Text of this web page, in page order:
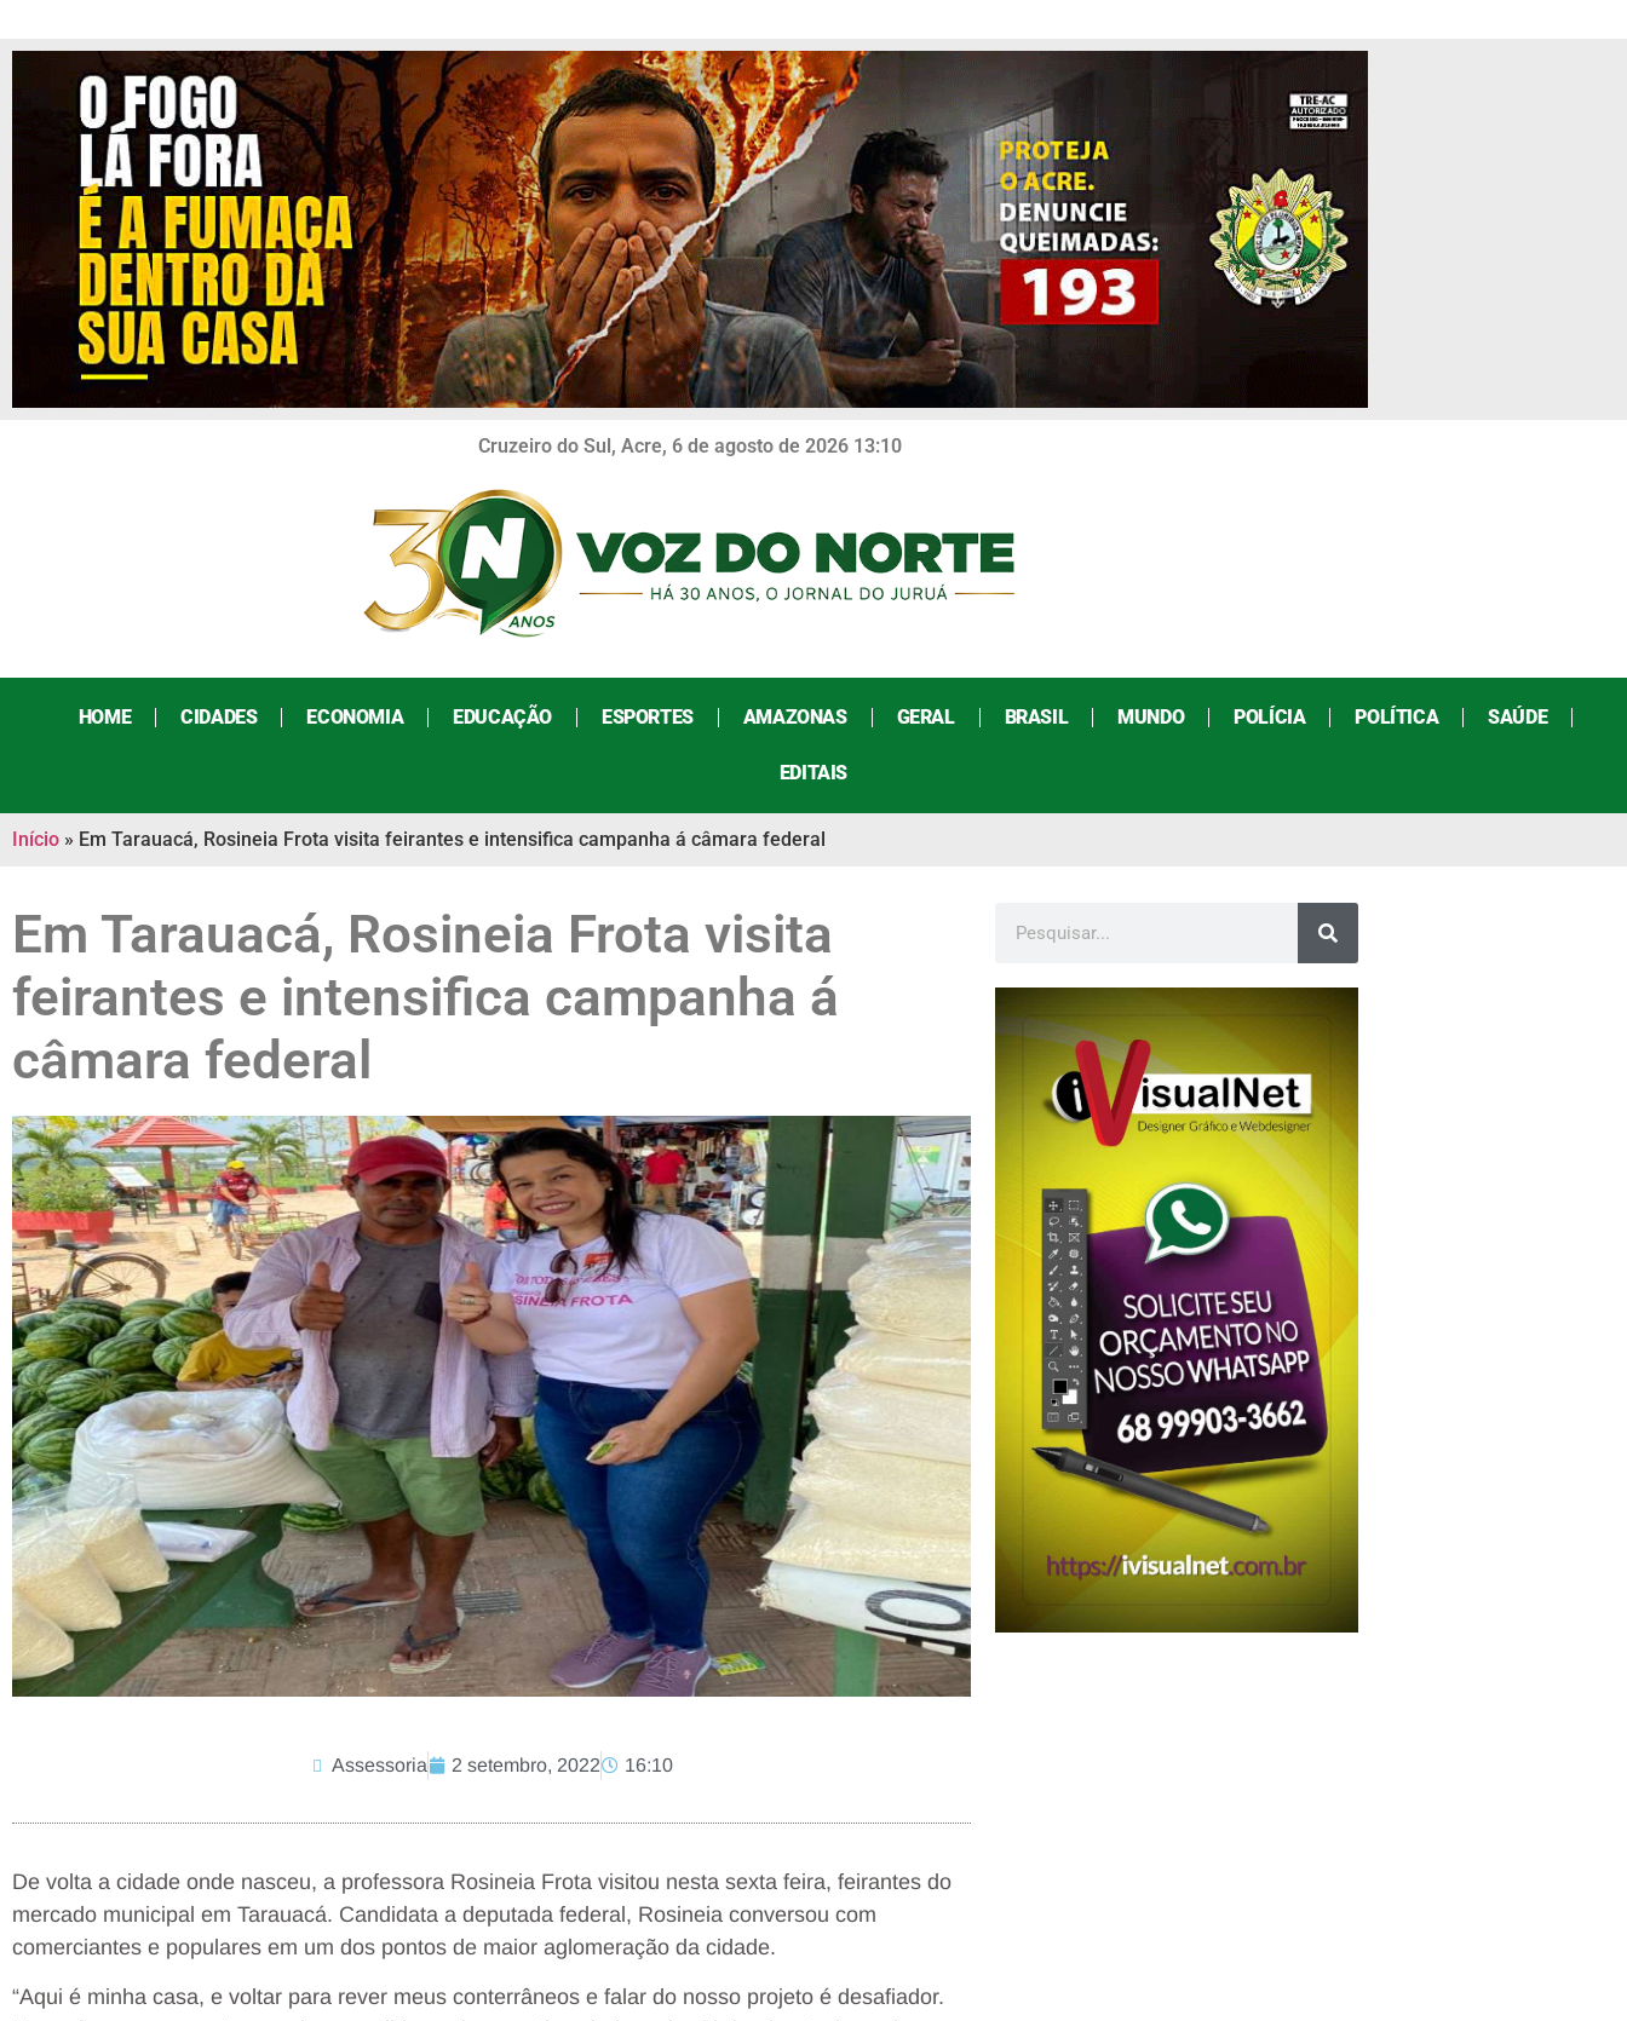
Cruzeiro do Sul, Acre, 6 de agosto de 2026 13:10
HOME CIDADES ECONOMIA EDUCAÇÃO ESPORTES AMAZONAS GERAL BRASIL MUNDO POLÍCIA POLÍTICA SAÚDE
EDITAIS
Início » Em Tarauacá, Rosineia Frota visita feirantes e intensifica campanha á câmara federal
Em Tarauacá, Rosineia Frota visita
feirantes e intensifica campanha á
câmara federal
Assessoria 2 setembro, 2022 16:10
De volta a cidade onde nasceu, a professora Rosineia Frota visitou nesta sexta feira, feirantes do
mercado municipal em Tarauacá. Candidata a deputada federal, Rosineia conversou com
comerciantes e populares em um dos pontos de maior aglomeração da cidade.
“Aqui é minha casa, e voltar para rever meus conterrâneos e falar do nosso projeto é desafiador.